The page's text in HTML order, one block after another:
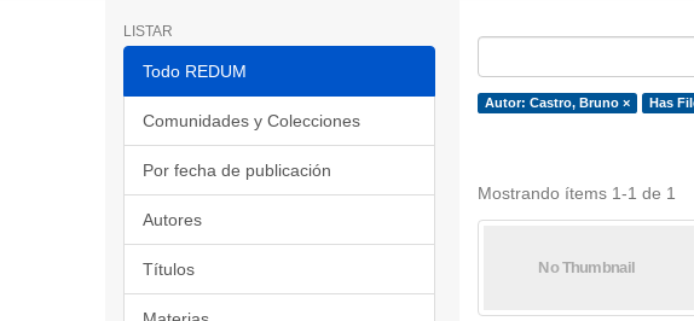
LISTAR
Todo REDUM
Comunidades y Colecciones
Por fecha de publicación
Autores
Títulos
Autor: Castro, Bruno × Has
Mostrando ítems 1-1 de 1